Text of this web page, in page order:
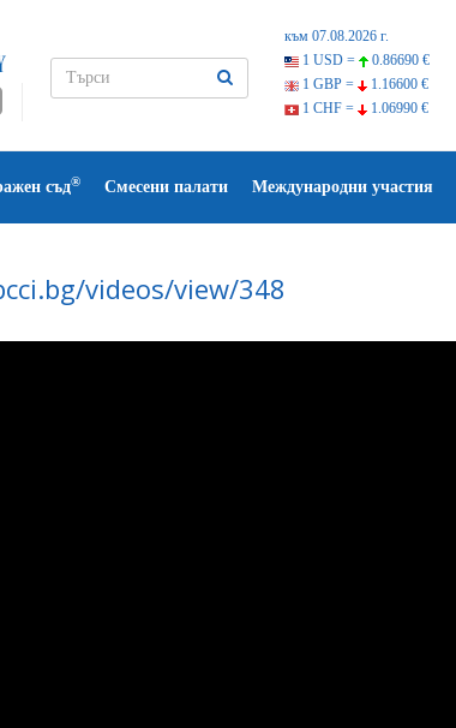
към 07.08.2026 г.
1 USD =
0.86690 €
1 GBP =
1.16600 €
1 CHF =
1.06990 €
съд® Смесени палати Международни участия
videos/view/348